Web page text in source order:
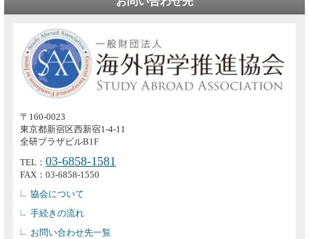
〒160-0023
東京都新宿区西新宿1-4-11
全研プラザビルB1F
TEL：03-6858-1581
FAX：03-6858-1550
協会について
手続きの流れ
お問い合わせ先一覧